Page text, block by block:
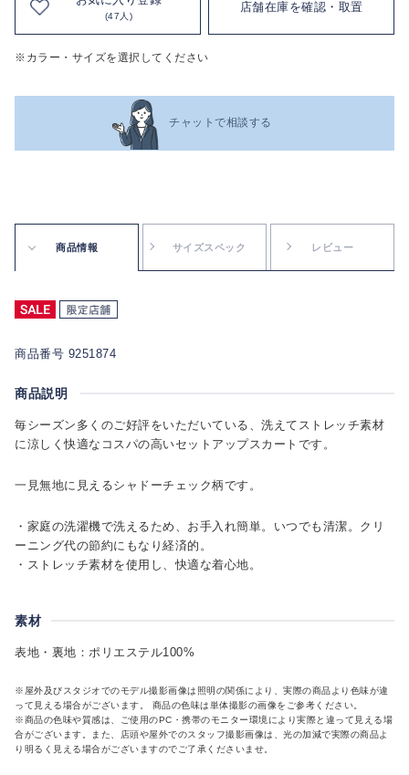
(47人)
店舗在庫を確認・取置
※カラー・サイズを選択してください
チャットで相談する
商品情報 サイズスペック レビュー
商品番号 9251874
商品説明
毎シーズン多くのご好評をいただいている、洗えてストレッチ素材
に涼しく快適なコスパの高いセットアップスカートです。
一見無地に見えるシャドーチェック柄です。
・家庭の洗濯機で洗えるため、お手入れ簡単。いつでも清潔。クリ
ーニング代の節約にもなり経済的。
・ストレッチ素材を使用し、快適な着心地。
素材
表地・裏地：ポリエステル100%
※屋外及びスタジオでのモデル撮影画像は照明の関係により、実際の商品より色味が違
って見える場合がございます。 商品の色味は単体撮影の画像をご参考ください。
※商品の色味や質感は、ご使用のPC・携帯のモニター環境により実際と違って見える場
合がございます。また、店頭や屋外でのスタッフ撮影画像は、光の加減で実際の商品よ
り明るく見える場合がございますのでご了承くださいませ。